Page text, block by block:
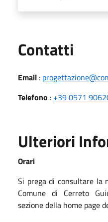
Contatti
Email :
Telefono : +39 0571
Ulteriori
Orari
Si prega di consultare la
Comune di Cerreto
sezione della home page